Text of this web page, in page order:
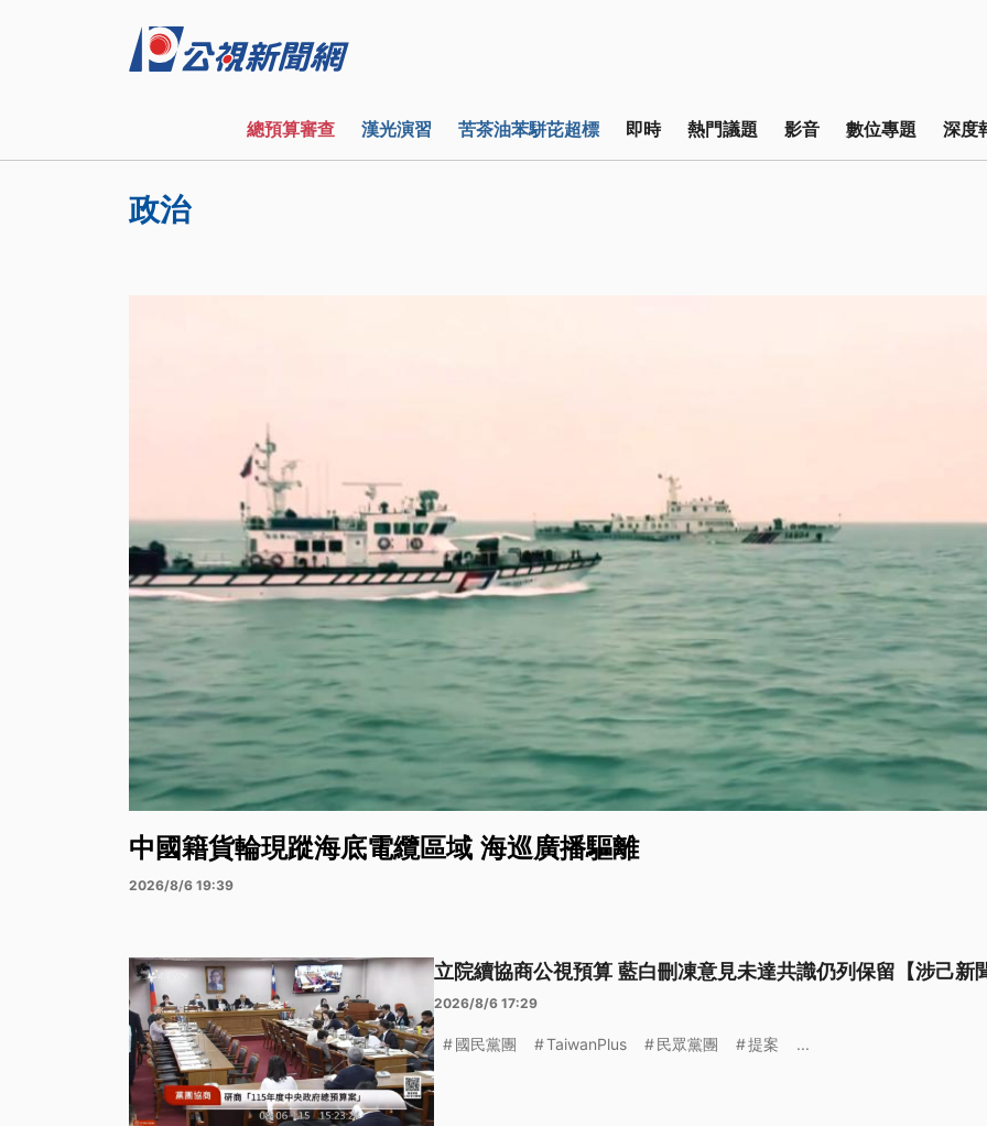
總預算審查 漢光演習 苦茶油苯駢芘超標 即時 熱門議題 影音 數位專題 深度
政治
中國籍貨輪現蹤海底電纜區域 海巡廣播驅離
2026/8/6 19:39
立院續協商公視預算 藍白刪凍意見未達共識仍列保留【涉己新
2026/8/6 17:29
國民黨團 TaiwanPlus 民眾黨團 提案 ...